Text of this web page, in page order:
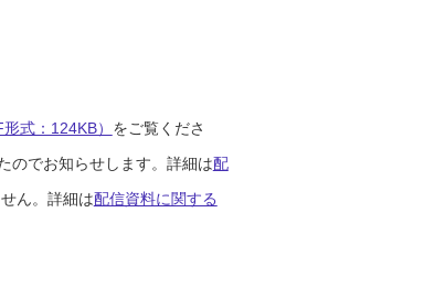
式：124KB） をご覧くださ
のでお知らせします。詳細は配
ん。詳細は配信資料に関する